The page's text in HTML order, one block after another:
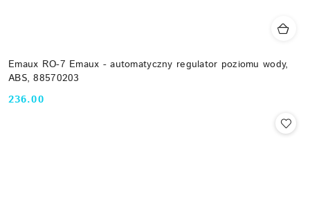
Emaux RO-7 Emaux - automatyczny regulator poziomu wody,
ABS, 88570203
Cena:
236.00